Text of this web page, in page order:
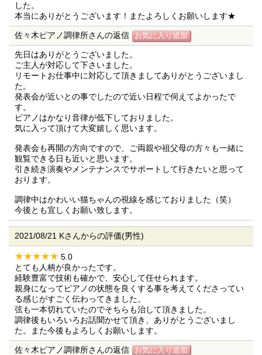
した。
本当にありがとうございます！またよろしくお願いします★
佐々木ピアノ調律所さんの返信
先日はありがとうございました。
ご主人が対応して下さいました。
リモートお仕事中に対応して頂きましてありがとうございまし
た。
発表会が近いとの事でしたので近い日程で伺えてよかったで
す。
ピアノはかなり音律が低下しておりました。
気に入って頂けて大変嬉しく思います。
発表会も再開の方向ですので、ご両親や祖父母の方々も一緒に
観覧できる日も近いと思います。
引き続き演奏やメンテナンスでサポートして行きたいと思って
おります。
調律中はかわいい猫ちゃんの視線を感じておりました（笑）
今後とも宜しくお願い致します。
2021/08/21 Kさんからの評価(男性)
5.0
とても人柄が良かったです。
経験豊富で技術も確かで、安心して任せられます。
親身になってピアノの状態を良くする事を考えてくださってい
る感じがすごく伝わってきました。
弦も一本切れていたのでそちらも治して頂きました。
調律後もいろいろお話聞かせて頂き、ありがとうございまし
た。また今後もよろしくお願いします。
佐々木ピアノ調律所さんの返信